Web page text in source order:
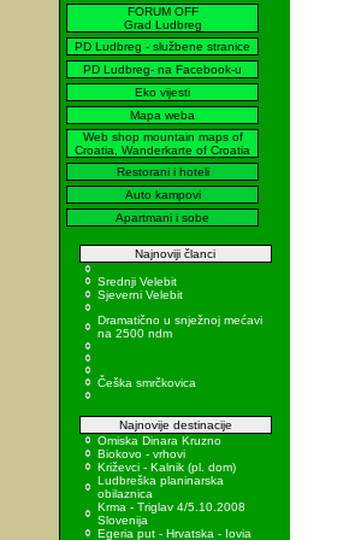
FORUM OFF
Grad Ludbreg
PD Ludbreg - službene stranice
PD Ludbreg- na Facebook-u
Eko vijesti
Mapa weba
Web shop mountain maps of
Croatia, Wanderkarte of Croatia
Restorani i hoteli
Auto kampovi
Apartmani i sobe
Najnoviji članci
Srednji Velebit
Sjeverni Velebit
Dramatično u snježnoj mećavi
na 2500 ndm
Češka smrčkovica
Najnovije destinacije
Omiska Dinara Kruzno
Biokovo - vrhovi
Križevci - Kalnik (pl. dom)
Ludbreška planinarska
obilaznica
Krma - Triglav 4/5.10.2008
Slovenija
Egeria put - Hrvatska - Iovia